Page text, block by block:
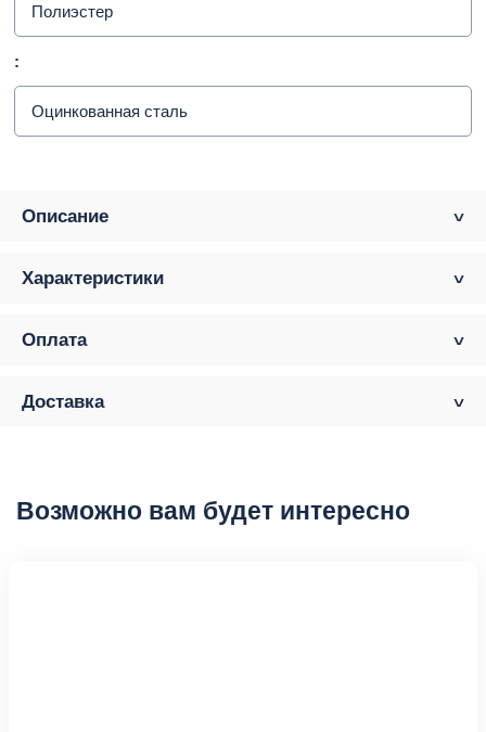
Полиэстер
:
Оцинкованная сталь
Описание
Характеристики
Оплата
Доставка
Возможно вам будет интересно